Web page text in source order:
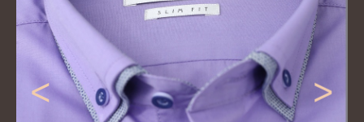
< >